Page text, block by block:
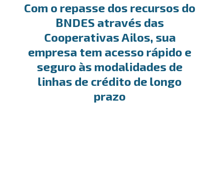
Com o repasse dos recursos do
BNDES através das
Cooperativas Ailos, sua
empresa tem acesso rápido e
seguro às modalidades de
linhas de crédito de longo
prazo